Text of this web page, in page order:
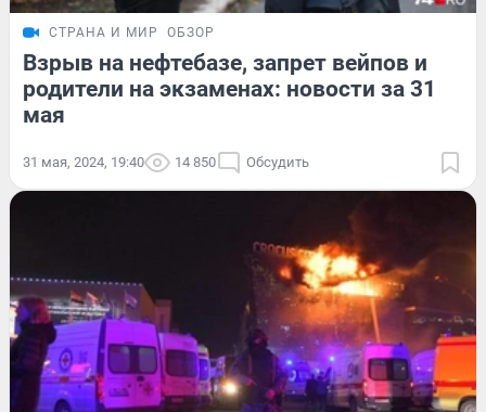
СТРАНА И МИР ОБЗОР
Взрыв на нефтебазе, запрет вейпов и
родители на экзаменах: новости за 31
мая
31 мая, 2024, 19:40 14 850 Обсудить